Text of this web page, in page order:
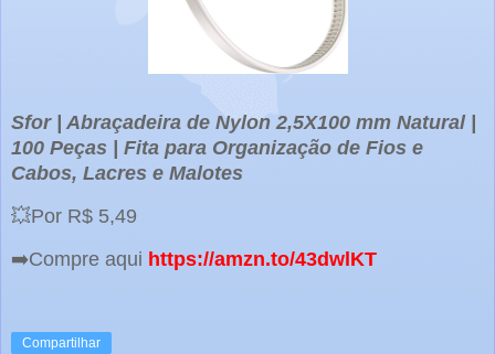
Sfor | Abraçadeira de Nylon 2,5X100 mm Natural |
100 Peças | Fita para Organização de Fios e
Cabos, Lacres e Malotes
💥Por R$ 5,49
➡️Compre aqui https://amzn.to/43dwlKT
Compartilhar